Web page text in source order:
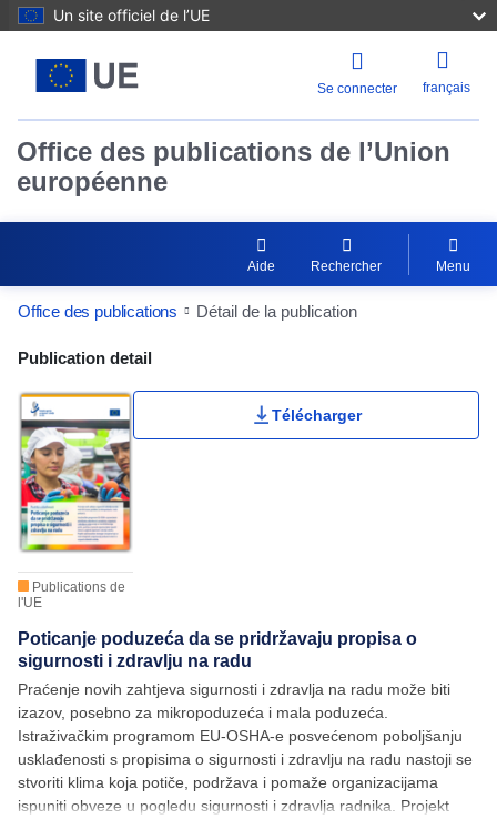
Un site officiel de l’UE
Se connecter français
Office des publications de l’Union
européenne
Aide Rechercher Menu
Office des publications Détail de la publication
Publication Detail Actions Portlet
Publication detail
Publications de
l'UE
Télécharger
Poticanje poduzeća da se pridržavaju propisa o
sigurnosti i zdravlju na radu
Praćenje novih zahtjeva sigurnosti i zdravlja na radu može biti
izazov, posebno za mikropoduzeća i mala poduzeća.
Istraživačkim programom EU-OSHA-e posvećenom poboljšanju
usklađenosti s propisima o sigurnosti i zdravlju na radu nastoji se
stvoriti klima koja potiče, podržava i pomaže organizacijama
ispuniti obveze u pogledu sigurnosti i zdravlja radnika. Projekt